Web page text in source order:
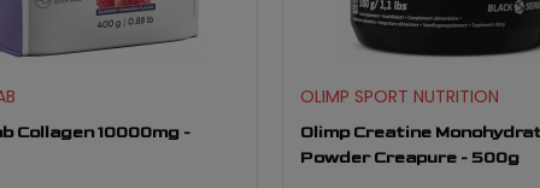
Collagen 10000mg -
Olimp Creatine
Powder Creapure - 500g
OLIMP SPORT NUTRITION